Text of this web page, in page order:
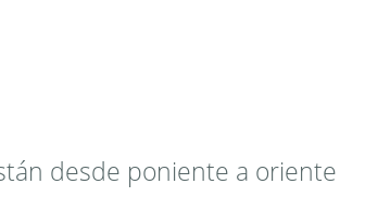
desde poniente a oriente